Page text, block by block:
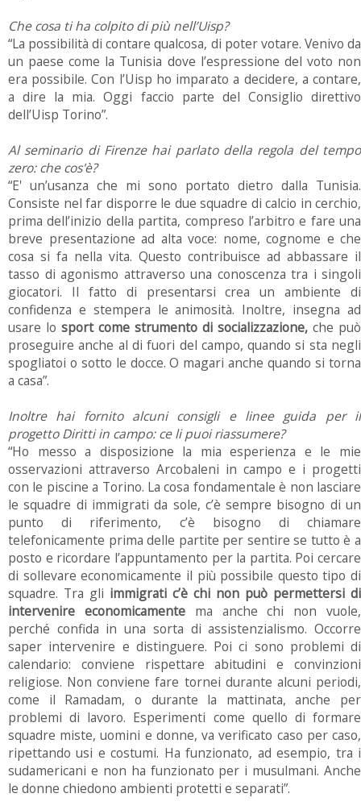
Che cosa ti ha colpito di più nell’Uisp?
“La possibilità di contare qualcosa, di poter votare. Venivo da
un paese come la Tunisia dove l’espressione del voto non
era possibile. Con l’Uisp ho imparato a decidere, a contare,
a dire la mia. Oggi faccio parte del Consiglio direttivo
dell’Uisp Torino”.
Al seminario di Firenze hai parlato della regola del tempo
zero: che cos'è?
“E' un’usanza che mi sono portato dietro dalla Tunisia.
Consiste nel far disporre le due squadre di calcio in cerchio,
prima dell’inizio della partita, compreso l’arbitro e fare una
breve presentazione ad alta voce: nome, cognome e che
cosa si fa nella vita. Questo contribuisce ad abbassare il
tasso di agonismo attraverso una conoscenza tra i singoli
giocatori. Il fatto di presentarsi crea un ambiente di
confidenza e stempera le animosità. Inoltre, insegna ad
usare lo sport come strumento di socializzazione, che può
proseguire anche al di fuori del campo, quando si sta negli
spogliatoi o sotto le docce. O magari anche quando si torna
a casa”.
Inoltre hai fornito alcuni consigli e linee guida per il
progetto Diritti in campo: ce li puoi riassumere?
“Ho messo a disposizione la mia esperienza e le mie
osservazioni attraverso Arcobaleni in campo e i progetti
con le piscine a Torino. La cosa fondamentale è non lasciare
le squadre di immigrati da sole, c’è sempre bisogno di un
punto di riferimento, c’è bisogno di chiamare
telefonicamente prima delle partite per sentire se tutto è a
posto e ricordare l’appuntamento per la partita. Poi cercare
di sollevare economicamente il più possibile questo tipo di
squadre. Tra gli immigrati c’è chi non può permettersi di
intervenire economicamentema anche chi non vuole,
perché confida in una sorta di assistenzialismo. Occorre
saper intervenire e distinguere. Poi ci sono problemi di
calendario: conviene rispettare abitudini e convinzioni
religiose. Non conviene fare tornei durante alcuni periodi,
come il Ramadam, o durante la mattinata, anche per
problemi di lavoro. Esperimenti come quello di formare
squadre miste, uomini e donne, va verificato caso per caso,
ripettando usi e costumi. Ha funzionato, ad esempio, tra i
sudamericani e non ha funzionato per i musulmani. Anche
le donne chiedono ambienti protetti e separati”.